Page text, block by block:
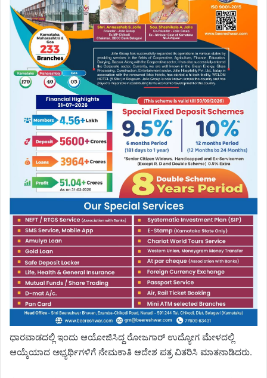
ಧಾರವಾಡದಲ್ಲಿ ಇಂದು ಆಯೋಜಿಸಿದ್ದ ರೋಜಗಾರ್ ಉದ್ಯೋಗ ಮೇಳದಲ್ಲಿ
ಆಯ್ಕೆಯಾದ ಅಭ್ಯರ್ಥಿಗಳಿಗೆ ನೇಮಕಾತಿ ಆದೇಶ ಪತ್ರ ವಿತರಿಸಿ ಮಾತನಾಡಿದರು.